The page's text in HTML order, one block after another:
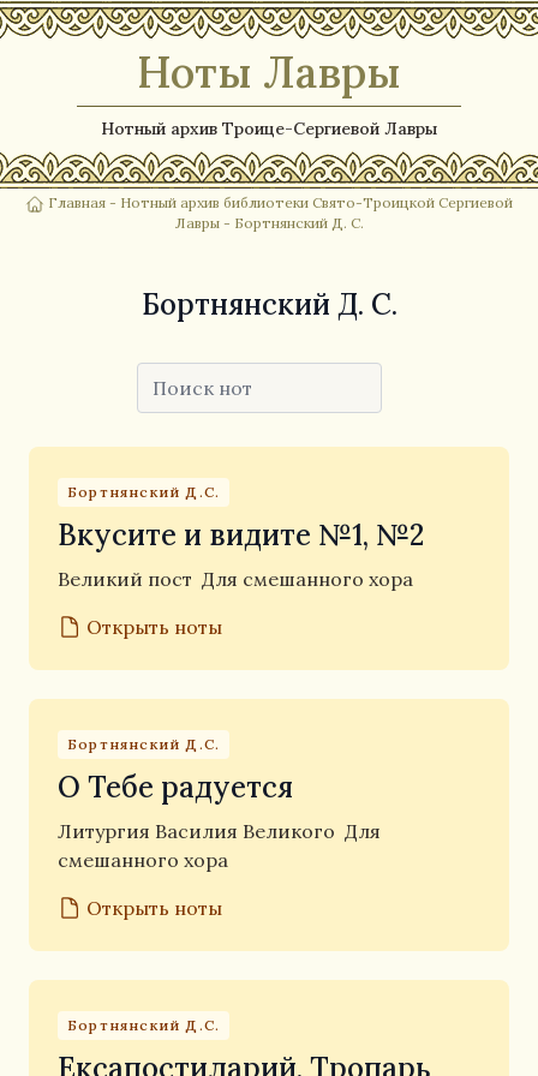
Ноты Лавры
Нотный архив Троице-Сергиевой Лавры
Главная - Нотный архив библиотеки Свято-Троицкой Сергиевой
Лавры- Бортнянский Д. С.
Бортнянский Д. С.
Бортнянский Д.С.
Вкусите и видите №1, №2
Великий пост Для смешанного хора
Открыть ноты
Бортнянский Д.С.
О Тебе радуется
Литургия Василия Великого Для
смешанного хора
Открыть ноты
Бортнянский Д.С.
Ексапостиларий. Тропарь